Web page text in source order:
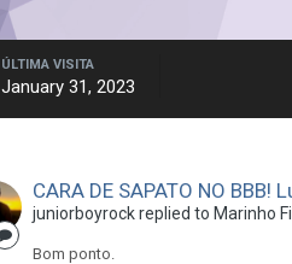
ÚLTIMA VISITA
January 31, 2023
CARA DE SAPATO NO
juniorboyrockreplied to Marinho
Bom ponto.